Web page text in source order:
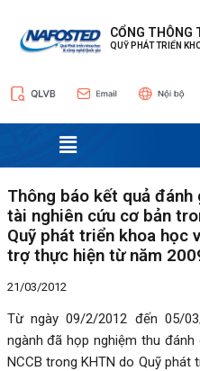
CỔNG THÔNG
QUỸ PHÁT TRIỂN
Menu
Thông báo kết quả
tài nghiên cứu cơ bản
Quỹ phát triển khoa học
trợ thực hiện từ năm
21/03/2012
Từ ngày 09/2/2012 đến 05/
ngành đã họp nghiệm thu
NCCB trong KHTN do Quỹ
hướng
bài